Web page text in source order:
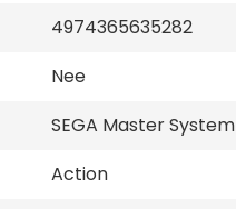
4974365635282
Nee
SEGA Master System
Action